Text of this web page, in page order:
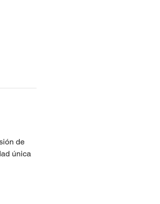
de
única